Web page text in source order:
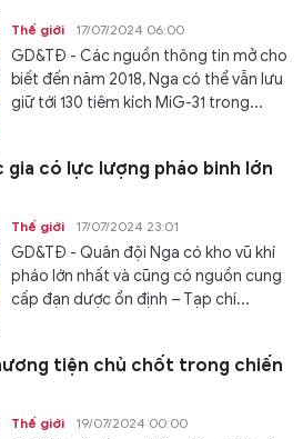
Thế giới 17/07/2024 06:00
GD&TĐ - Các nguồn thông tin mở cho
biết đến năm 2018, Nga có thể vẫn lưu
giữ tới 130 tiêm kích MiG-31 trong...
gia có lực lượng pháo binh lớn
Thế giới 17/07/2024 23:01
GD&TĐ - Quân đội Nga có kho vũ khí
pháo lớn nhất và cũng có nguồn cung
cấp đạn dược ổn định – Tạp chí...
tiện chủ chốt trong chiến
Thế giới 19/07/2024 00:00